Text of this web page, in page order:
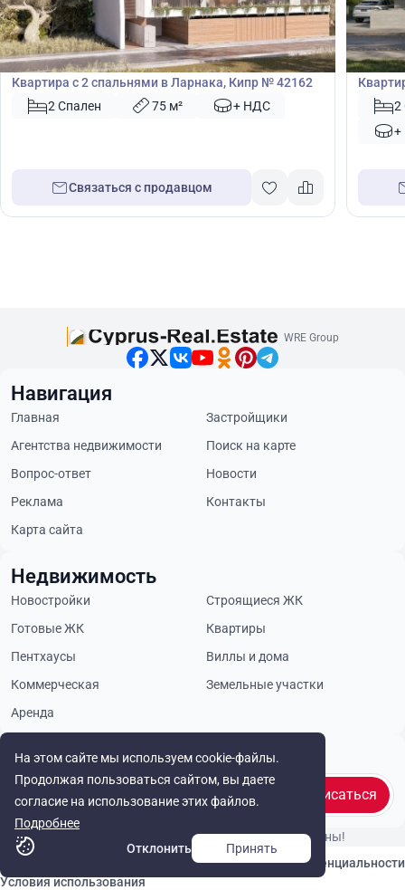
€340 000
Квартира
Квартира с 2 спальнями в Ларнака, Кипр № 42162
2 Спален
75 м² + НДС
Связаться с продавцом
€340
№
2
На этом сайте мы используем cookie-файлы.
Продолжая пользоваться сайтом, вы даете
согласие на использование этих файлов.
Подробнее
Отклонить
Принять
WRE Group
Будьте в курсе
Подписаться
Навигация
Главная
Застройщики
Агентства недвижимости
Поиск на карте
Вопрос-ответ
Новости
Реклама
Контакты
Карта сайта
Недвижимость
Новостройки
Строящиеся ЖК
Готовые ЖК
Квартиры
Пентхаусы
Виллы и дома
Коммерческая
Земельные участки
Аренда
© Cyprus Realestate 2026. Все права защищены!
Политика конфиденциальности
Условия использования